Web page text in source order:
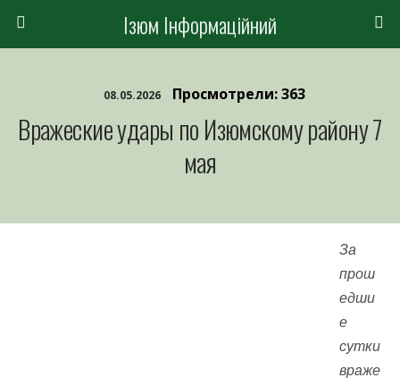
Ізюм Інформаційний
08.05.2026 Просмотрели: 363
Вражеские удары по Изюмскому району 7
мая
За
прош
едши
е
сутки
враже